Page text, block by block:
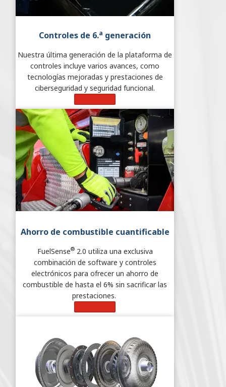
Controles de 6.a generación
Nuestra última generación de la plataforma de
controles incluye varios avances, como
tecnologías mejoradas y prestaciones de
ciberseguridad y seguridad funcional.
Ahorro de combustible cuantificable
FuelSense®2.0 utiliza una exclusiva
combinación de software y controles
electrónicos para ofrecer un ahorro de
combustible de hasta el 6% sin sacrificar las
prestaciones.